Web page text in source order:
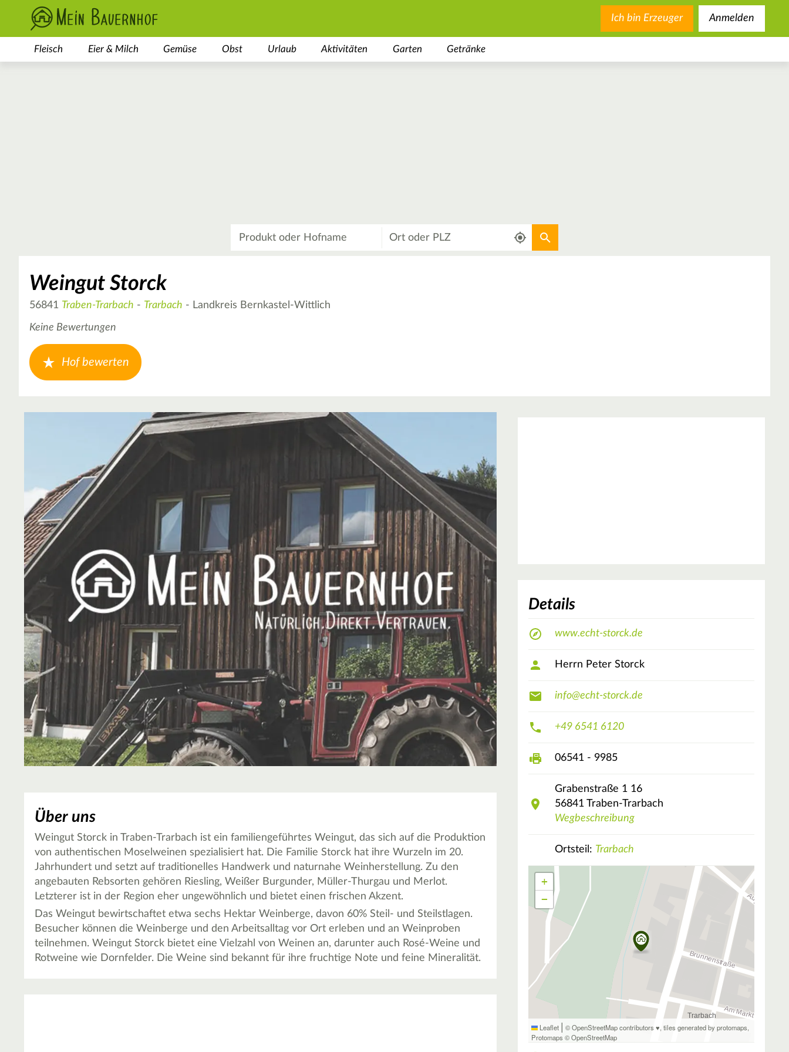
Ich bin Erzeuger Anmelden
Fleisch Eier & Milch Gemüse Obst Urlaub Aktivitäten Garten Getränke
Aktuellen Standort verwenden
Weingut Storck
56841 Traben-Trarbach - Trarbach - Landkreis Bernkastel-Wittlich
Keine Bewertungen
Hof bewerten
Über uns
Weingut Storck in Traben-Trarbach ist ein familiengeführtes Weingut, das sich auf die Produktion
von authentischen Moselweinen spezialisiert hat. Die Familie Storck hat ihre Wurzeln im 20.
Jahrhundert und setzt auf traditionelles Handwerk und naturnahe Weinherstellung. Zu den
angebauten Rebsorten gehören Riesling, Weißer Burgunder, Müller-Thurgau und Merlot.
Letzterer ist in der Region eher ungewöhnlich und bietet einen frischen Akzent.
Das Weingut bewirtschaftet etwa sechs Hektar Weinberge, davon 60% Steil- und Steilstlagen.
Besucher können die Weinberge und den Arbeitsalltag vor Ort erleben und an Weinproben
teilnehmen. Weingut Storck bietet eine Vielzahl von Weinen an, darunter auch Rosé-Weine und
Rotweine wie Dornfelder. Die Weine sind bekannt für ihre fruchtige Note und feine Mineralität.
Details
www.echt-storck.de
Herrn Peter Storck
info@echt-storck.de
+49 6541 6120
06541 - 9985
Grabenstraße 1 16
56841 Traben-Trarbach
Wegbeschreibung
Ortsteil: Trarbach
+
−
Leaflet | © OpenStreetMap contributors ♥,tiles generated by protomaps,
Protomaps ©OpenStreetMap